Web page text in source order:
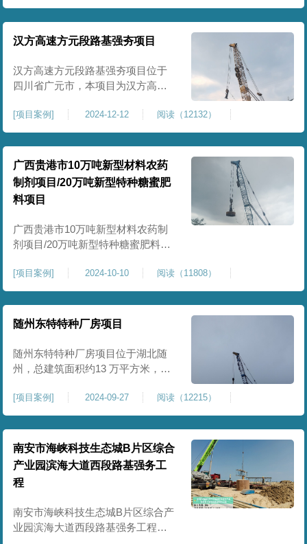
间区域进行强夯施工，面积约为
20000平方米，要求经强夯后地基承
载力不低于140Kpa。康尚强夯公司
场，设备型号为ZRYG3500C，施工
作业人员按照设计严格施工。
汉方高速方元段路基强夯项目
汉方高速方元段路基强夯项目位于
四川省广元市，本项目为汉方高速
240000平方米，施工周期长，待路
基回填达到设计标高后，强夯施工
一次。我司于土方单位交叉作业。
康尚强夯公司于2024年10月20日安
排设备人员进场，按照图纸设计施
工。
[项目案例] 2024-12-12 阅读（12132）
广西贵港市10万吨新型材料农药
制剂项目/20万吨新型特种糖蜜肥
料项目
广西贵港市10万吨新型材料农药制
剂项目/20万吨新型特种糖蜜肥料项
期施工，一期为10万吨新型材料农
药制剂项目施工，二期为20万吨新
型特种糖蜜肥料项目，两期项目都
采用基础承台加强夯和普通强夯施
使用要求，单独对基础承台位置地
基进行置换加强夯，其他区域采用
[项目案例] 2024-10-10 阅读（11808）
随州东特特种厂房项目
随州东特特种厂房项目位于湖北随
州，总建筑面积约13 万平方米，为
载力与均匀性要求严苛。项目于
2024 年 9 月正式开工，地基处理采
用高能级强夯施工工艺，通过大吨
位重锤动力固结，全面提升场地密
实度与承载性能，满足重载车间、
设备基础与行车轨道的长期稳定运
行要求。项目严格遵循强夯地基处
[项目案例] 2024-09-27 阅读（12215）
南安市海峡科技生态城B片区综合
产业园滨海大道西段路基强务工
程
南安市海峡科技生态城B片区综合产
业园滨海大道西段路基强务工程位